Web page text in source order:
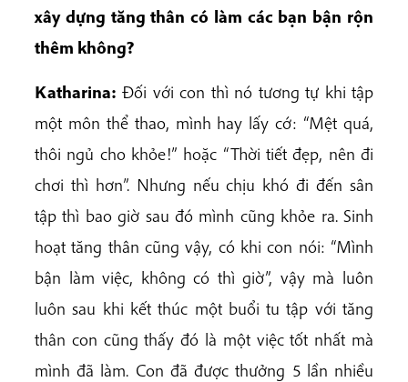
xây dựng tăng thân có làm các bạn bận rộn
thêm không?
Katharina: Đối với con thì nó tương tự khi tập
một môn thể thao, mình hay lấy cớ: “Mệt quá,
thôi ngủ cho khỏe!” hoặc “Thời tiết đẹp, nên đi
chơi thì hơn”. Nhưng nếu chịu khó đi đến sân
tập thì bao giờ sau đó mình cũng khỏe ra. Sinh
hoạt tăng thân cũng vậy, có khi con nói: “Mình
bận làm việc, không có thì giờ”, vậy mà luôn
luôn sau khi kết thúc một buổi tu tập với tăng
thân con cũng thấy đó là một việc tốt nhất mà
mình đã làm. Con đã được thưởng 5 lần nhiều